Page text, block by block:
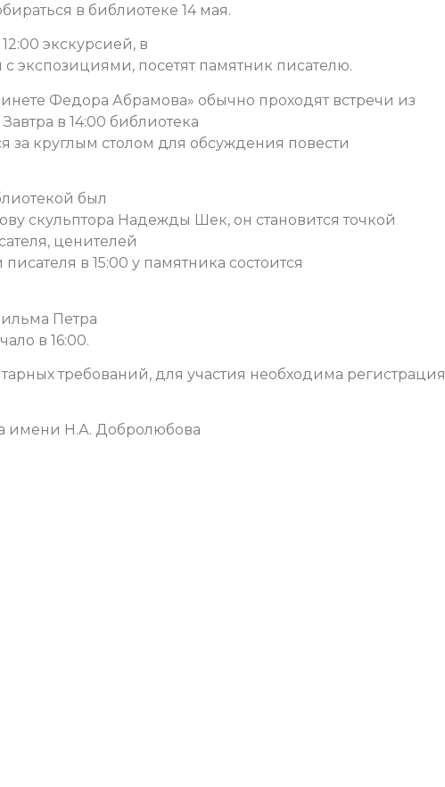
в библиотеке 14 мая.
экскурсией, в
экспозициями, посетят памятник писателю.
Федора Абрамова» обычно проходят встречи из
в 14:00 библиотека
за круглым столом для обсуждения повести
был
скульптора Надежды Шек, он становится точкой
ценителей
в 15:00 у памятника состоится
Петра
в 16:00.
требований, для участия необходима регистрация
имени Н.А. Добролюбова